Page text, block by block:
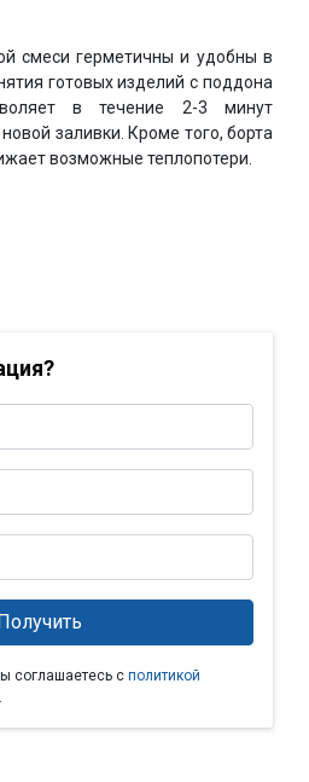
смеси герметичны и удобны в
готовых изделий с поддона
в течение 2-3 минут
заливки. Кроме того, борта
возможные теплопотери.
соглашаетесь с политикой